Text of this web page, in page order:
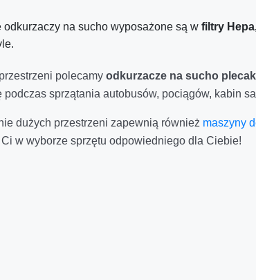
odkurzaczy na sucho wyposażone są w filtry
polecamy odkurzacze na sucho
podczas sprzątania autobusów, pociągów, kabin
dużych przestrzeni zapewnią również maszyny
w wyborze sprzętu odpowiedniego dla Ciebie!